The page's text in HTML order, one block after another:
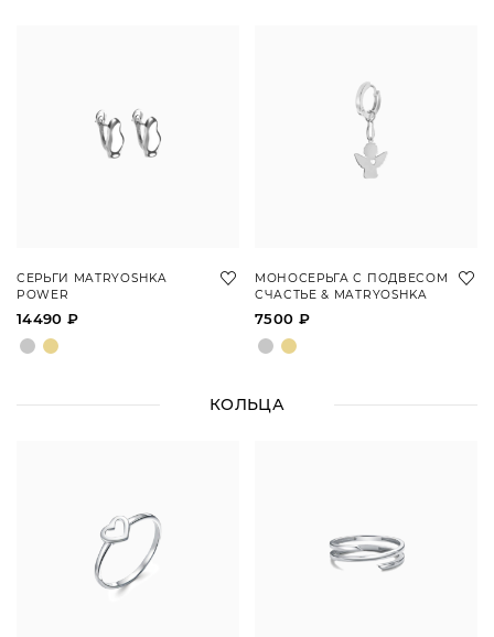
СЕРЬГИ MATRYOSHKA
POWER
14490 ₽
МОНОСЕРЬГА С ПОДВЕСОМ
СЧАСТЬЕ & MATRYOSHKA
7500 ₽
КОЛЬЦА